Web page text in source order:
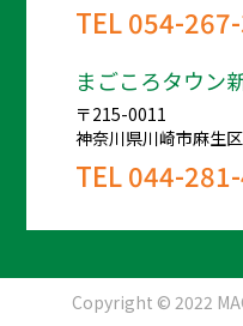
TEL054-
まごころタウン
〒215-0011
神奈川県川崎市麻生
TEL044-
Copyright © 2022